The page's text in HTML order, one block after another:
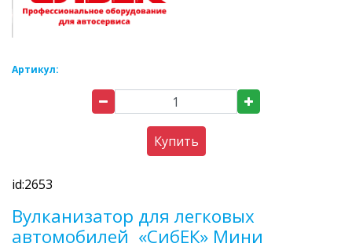
Артикул:
Купить
id:2653
Вулканизатор для легковых
автомобилей «СибЕК» Мини